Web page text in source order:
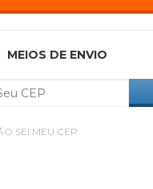
MEIOS DE ENVIO
SEI MEU CEP